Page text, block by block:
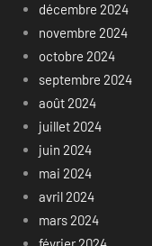
décembre 2024
novembre 2024
octobre 2024
septembre 2024
août 2024
juillet 2024
juin 2024
mai 2024
avril 2024
mars 2024